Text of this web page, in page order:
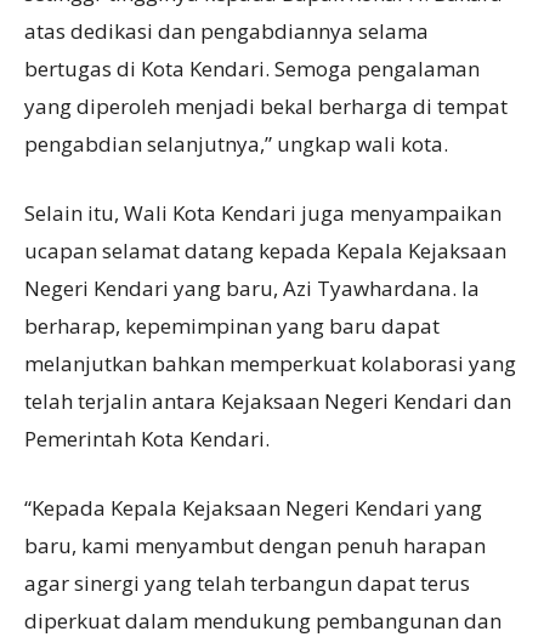
atas dedikasi dan pengabdiannya selama
bertugas di Kota Kendari. Semoga pengalaman
yang diperoleh menjadi bekal berharga di tempat
pengabdian selanjutnya,” ungkap wali kota.
Selain itu, Wali Kota Kendari juga menyampaikan
ucapan selamat datang kepada Kepala Kejaksaan
Negeri Kendari yang baru, Azi Tyawhardana. Ia
berharap, kepemimpinan yang baru dapat
melanjutkan bahkan memperkuat kolaborasi yang
telah terjalin antara Kejaksaan Negeri Kendari dan
Pemerintah Kota Kendari.
“Kepada Kepala Kejaksaan Negeri Kendari yang
baru, kami menyambut dengan penuh harapan
agar sinergi yang telah terbangun dapat terus
diperkuat dalam mendukung pembangunan dan